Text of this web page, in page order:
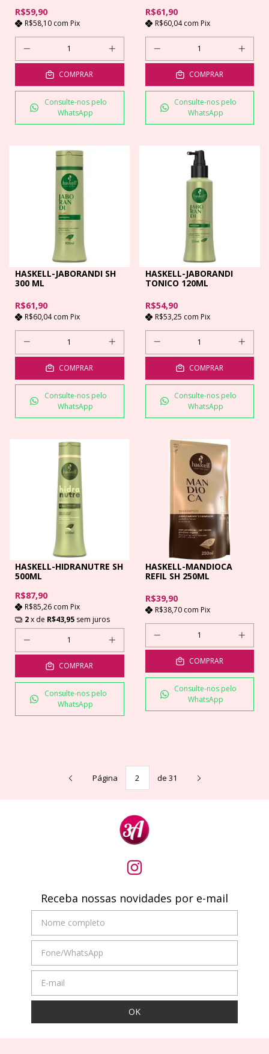
R$59,90
R$58,10 com Pix
COMPRAR
Consulte-nos pelo
WhatsApp
R$61,90
R$60,04com Pix
COMPRAR
Consulte-nos pelo
WhatsApp
HASKELL-JABORANDI SH
300 ML
R$61,90
R$60,04com Pix
COMPRAR
Consulte-nos pelo
WhatsApp
HASKELL-JABORANDI
TONICO 120ML
R$54,90
R$53,25 com Pix
COMPRAR
Consulte-nos pelo
WhatsApp
HASKELL-HIDRANUTRE SH
500ML
R$87,90
R$85,26 com Pix
2x de R$43,95 sem juros
COMPRAR
Consulte-nos pelo
WhatsApp
HASKELL-MANDIOCA
REFIL SH 250ML
R$39,90
R$38,70 com Pix
COMPRAR
Consulte-nos pelo
WhatsApp
Página de 31
Receba nossas novidades por e-mail